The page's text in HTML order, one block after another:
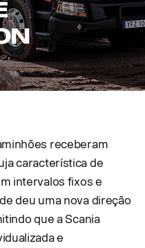
receberam
característica de
intervalos fixos e
deu uma nova direção
que a Scania
e